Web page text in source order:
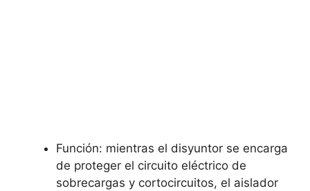
Función: mientras el disyuntor se encarga
de proteger el circuito eléctrico de
sobrecargas y cortocircuitos, el aislador